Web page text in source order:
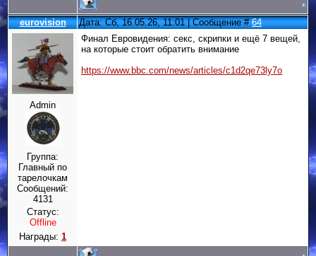
eurovision Дата: Сб, 16.05.26, 11:01 | Сообщение #64
Admin
Группа:
Главный по
тарелочкам
Сообщений:
4131
Статус:
Offline
Награды: 1
Финал Евровидения: секс, скрипки и ещё 7 вещей,
на которые стоит обратить внимание
https://www.bbc.com/news/articles/c1d2qe73ly7o